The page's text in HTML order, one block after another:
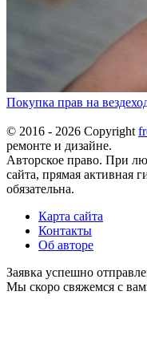
Покупка прав на
© 2016 - 2026 Copyright
ремонте и дизайне.
Авторское право. При
сайта, прямая активная
обязательна.
Карта сайта
Контакты
Об авторе
Заявка успешно
Мы скоро свяжемся с